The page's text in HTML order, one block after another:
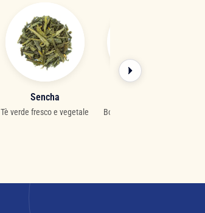
Sencha
Tè verde fresco e vegetale
Bourgeons argentés doux